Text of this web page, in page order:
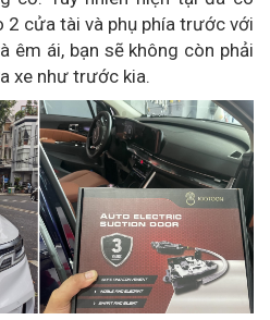
cửa tài và phụ phía trước với
êm ái, bạn sẽ không còn phải
xe như trước kia.